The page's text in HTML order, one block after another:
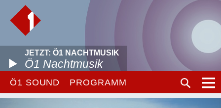
JETZT: Ö1 NACHTMUSIK
Ö1 Nachtmusik
Ö1 SOUND PROGRAMM